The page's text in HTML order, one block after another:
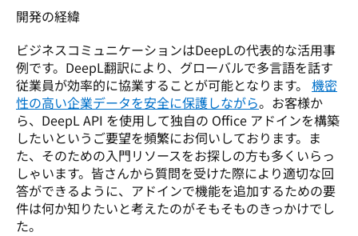
開発の経緯
ビジネスコミュニケーションはDeepLの代表的な活用事
例です。DeepL翻訳により、グローバルで多言語を話す
従業員が効率的に協業することが可能となります。 機密
性の高い企業データを安全に保護しながら。お客様か
ら、DeepL API を使用して独自の Office アドインを構築
したいというご要望を頻繁にお伺いしております。ま
た、そのための入門リソースをお探しの方も多くいらっ
しゃいます。皆さんから質問を受けた際により適切な回
答ができるように、アドインで機能を追加するための要
件は何か知りたいと考えたのがそもそものきっかけでし
た。